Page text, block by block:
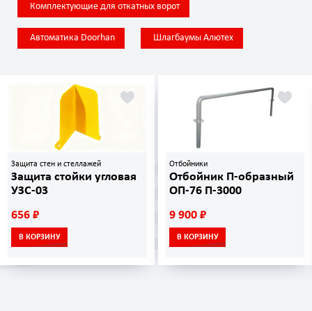
Комплектующие для откатных ворот
Автоматика Doorhan Шлагбаумы Алютех
Защита стен и стеллажей
Защита стойки угловая
УЗС-03
656 ₽
В КОРЗИНУ
Отбойники
Отбойник П-образный
ОП-76 П-3000
9 900 ₽
В КОРЗИНУ